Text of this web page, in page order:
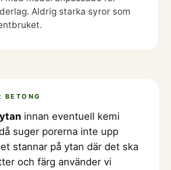
Aldrig starka syror som
BETONG
innan eventuell kemi
suger porerna inte upp
stannar på ytan där det ska
och färg använder vi